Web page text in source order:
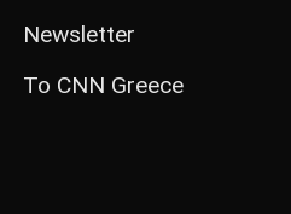
Newsletter
Το CNN Greece